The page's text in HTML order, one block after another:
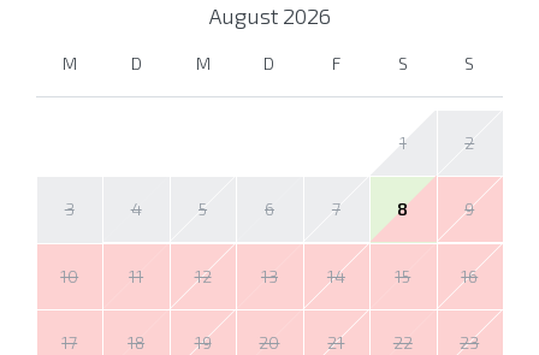
August 2026
M D M D F S S
1 2
3 4 5 6 7 8 9
10 11 12 13 14 15 16
17 18 19 20 21 22 23